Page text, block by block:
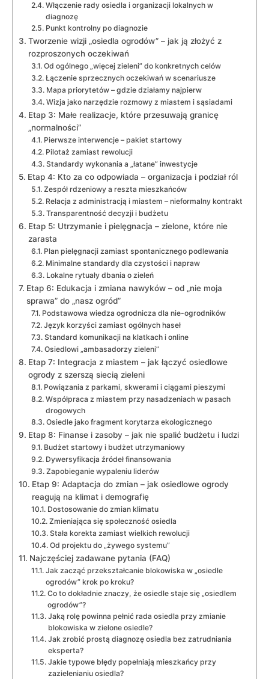
Włączenie rady osiedla i organizacji lokalnych w
diagnozę
Punkt kontrolny po diagnozie
Tworzenie wizji „osiedla ogrodów” – jak ją złożyć z
rozproszonych oczekiwań
Od ogólnego „więcej zieleni” do konkretnych celów
Łączenie sprzecznych oczekiwań w scenariusze
Mapa priorytetów – gdzie działamy najpierw
Wizja jako narzędzie rozmowy z miastem i sąsiadami
Etap 3: Małe realizacje, które przesuwają granicę
„normalności”
Pierwsze interwencje – pakiet startowy
Pilotaż zamiast rewolucji
Standardy wykonania a „łatane” inwestycje
Etap 4: Kto za co odpowiada – organizacja i podział ról
Zespół rdzeniowy a reszta mieszkańców
Relacja z administracją i miastem – nieformalny kontrakt
Transparentność decyzji i budżetu
Etap 5: Utrzymanie i pielęgnacja – zielone, które nie
zarasta
Plan pielęgnacji zamiast spontanicznego podlewania
Minimalne standardy dla czystości i napraw
Lokalne rytuały dbania o zieleń
Etap 6: Edukacja i zmiana nawyków – od „nie moja
sprawa” do „nasz ogród”
Podstawowa wiedza ogrodnicza dla nie-ogrodników
Język korzyści zamiast ogólnych haseł
Standard komunikacji na klatkach i online
Osiedlowi „ambasadorzy zieleni”
Etap 7: Integracja z miastem – jak łączyć osiedlowe
ogrody z szerszą siecią zieleni
Powiązania z parkami, skwerami i ciągami pieszymi
Współpraca z miastem przy nasadzeniach w pasach
drogowych
Osiedle jako fragment korytarza ekologicznego
Etap 8: Finanse i zasoby – jak nie spalić budżetu i ludzi
Budżet startowy i budżet utrzymaniowy
Dywersyfikacja źródeł finansowania
Zapobieganie wypaleniu liderów
Etap 9: Adaptacja do zmian – jak osiedlowe ogrody
reagują na klimat i demografię
Dostosowanie do zmian klimatu
Zmieniająca się społeczność osiedla
Stała korekta zamiast wielkich rewolucji
Od projektu do „żywego systemu”
Najczęściej zadawane pytania (FAQ)
Jak zacząć przekształcanie blokowiska w „osiedle
ogrodów” krok po kroku?
Co to dokładnie znaczy, że osiedle staje się „osiedlem
ogrodów”?
Jaką rolę powinna pełnić rada osiedla przy zmianie
blokowiska w zielone osiedle?
Jak zrobić prostą diagnozę osiedla bez zatrudniania
eksperta?
Jakie typowe błędy popełniają mieszkańcy przy
zazielenianiu osiedla?